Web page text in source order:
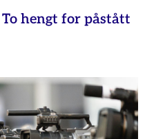
hengt for påstått